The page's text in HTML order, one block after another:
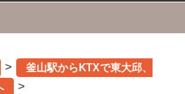
>
釜山駅からKTXで東大邱、
>